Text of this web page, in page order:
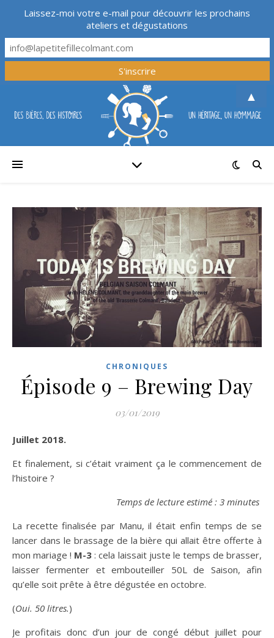
CHRONIQUES
Épisode 9 – Brewing Day
03/01/2019
Juillet 2018.
Et finalement, si c’était vraiment ça le commencement de
l’histoire ?
Temps de lecture estimé : 3 minutes
La recette finalisée par Manu, il était enfin temps de se
lancer dans le brassage de la bière qui allait être offerte à
mon mariage ! M-3 : cela laissait juste le temps de brasser,
laisser fermenter et embouteiller 50L de Saison, afin
qu’elle soit prête à être dégustée en octobre.
(Oui. 50 litres.)
Je profitais donc d’un jour de congé début juillet pour
Laissez-moi votre e-mail pour découvrir les prochains
ateliers et dégustations
▲